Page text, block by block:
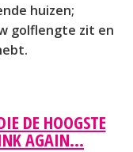
huizen;
golflengte zit en
DE HOOGSTE
AGAIN…